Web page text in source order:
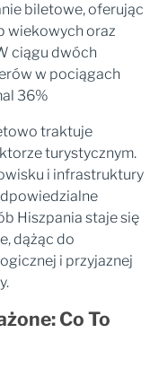
biletowe, oferując
wiekowych oraz
ciągu dwóch
w pociągach
36%
traktuje
turystycznym.
i infrastruktury
Hiszpania staje się
dążąc do
i przyjaznej
Co To